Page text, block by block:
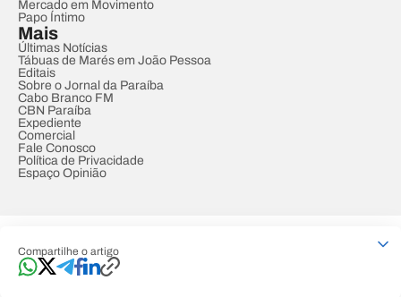
Compartilhe o artigo
Mercado em Movimento
Papo Íntimo
Mais
Últimas Notícias
Tábuas de Marés em João Pessoa
Editais
Sobre o Jornal da Paraíba
Cabo Branco FM
CBN Paraíba
Expediente
Comercial
Fale Conosco
Política de Privacidade
Espaço Opinião
Developed by Designed by